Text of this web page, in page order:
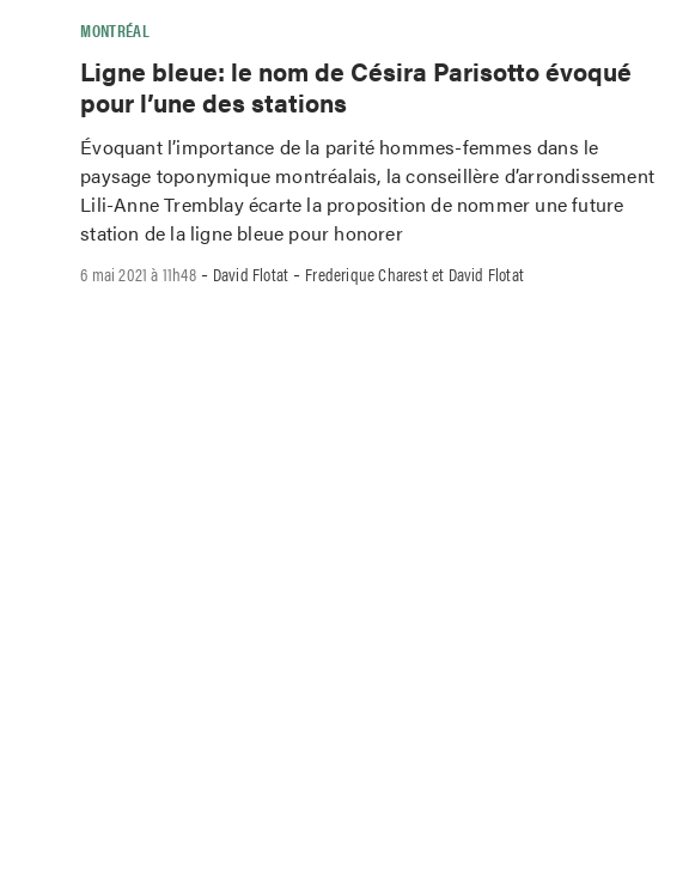
MONTRÉAL
Ligne bleue: le nom de Césira Parisotto évoqué
pour l’une des stations
Évoquant l’importance de la parité hommes-femmes dans le
paysage toponymique montréalais, la conseillère d’arrondissement
Lili-Anne Tremblay écarte la proposition de nommer une future
station de la ligne bleue pour honorer
6 mai 2021 à 11h48- David Flotat - Frederique Charest et David Flotat